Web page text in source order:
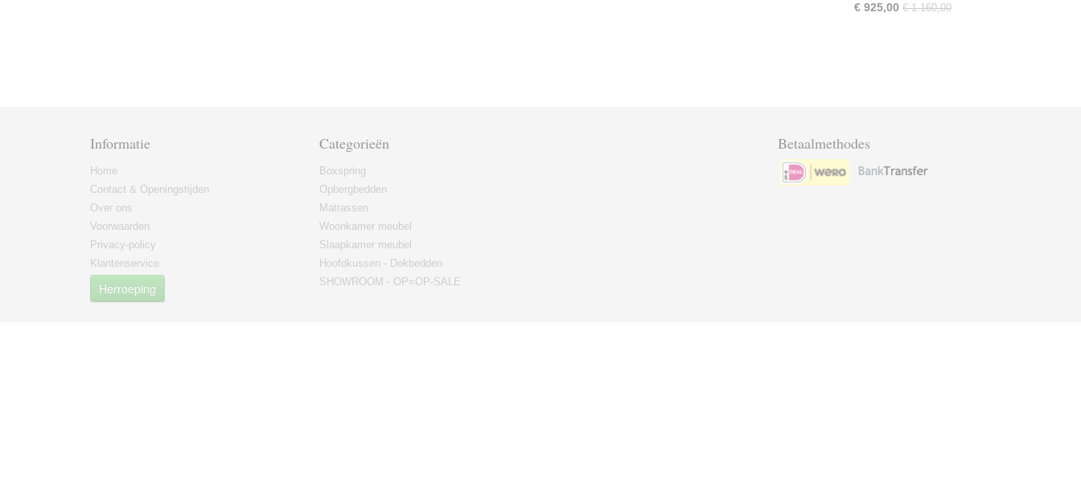
€ 925,00 € 1.160,00
Informatie
Home
Contact & Openingstijden
Over ons
Voorwaarden
Privacy-policy
Klantenservice
Herroeping
Categorieën
Boxspring
Opbergbedden
Matrassen
Woonkamer meubel
Slaapkamer meubel
Hoofdkussen - Dekbedden
SHOWROOM - OP=OP-SALE
Betaalmethodes